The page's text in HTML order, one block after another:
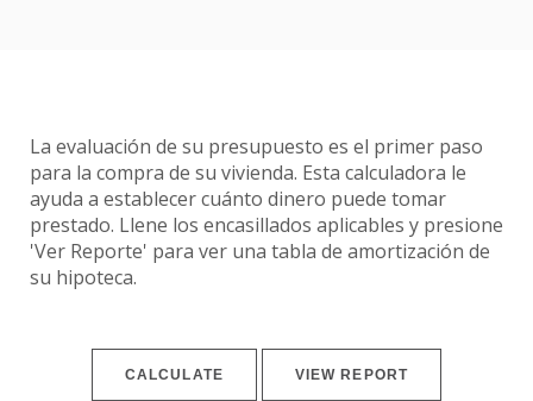
La evaluación de su presupuesto es el primer paso
para la compra de su vivienda. Esta calculadora le
ayuda a establecer cuánto dinero puede tomar
prestado. Llene los encasillados aplicables y presione
'Ver Reporte' para ver una tabla de amortización de
su hipoteca.